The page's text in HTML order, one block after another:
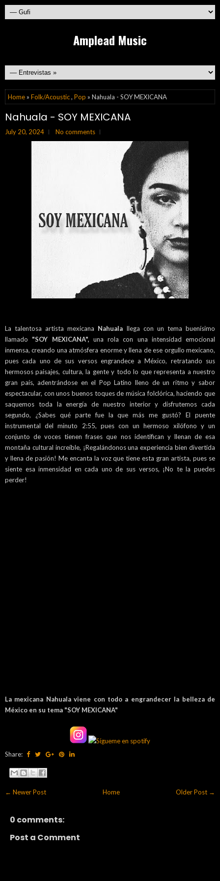
Amplead Music
Home » Folk/Acoustic, Pop » Nahuala - SOY MEXICANA
Nahuala - SOY MEXICANA
July 20, 2024 No comments
La talentosa artista mexicana Nahuala llega con un tema buenísimo
llamado "SOY MEXICANA", una rola con una intensidad emocional
inmensa, creando una atmósfera enorme y llena de ese orgullo mexicano,
pues cada uno de sus versos engrandece a México, retratando sus
hermosos paisajes, cultura, la gente y todo lo que representa a nuestro
gran país, adentrándose en el Pop Latino lleno de un ritmo y sabor
espectacular, con unos buenos toques de música folclórica, haciendo que
saquemos toda la energía de nuestro interior y disfrutemos cada
segundo, ¿Sabes qué parte fue la que más me gustó? El puente
instrumental del minuto 2:55, pues con un hermoso xilófono y un
conjunto de voces tienen frases que nos identifican y llenan de esa
montaña cultural increíble, ¡Regalándonos una experiencia bien divertida
y llena de pasión! Me encanta la voz que tiene esta gran artista, pues se
siente esa inmensidad en cada uno de sus versos, ¡No te la puedes
perder!
La mexicana Nahuala viene con todo a engrandecer la belleza de
México en su tema "SOY MEXICANA"
Share:
← Newer Post Older Post →
Home
0 comments:
Post a Comment